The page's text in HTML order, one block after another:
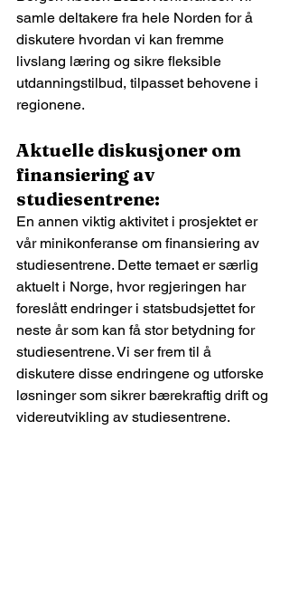
samle deltakere fra hele Norden for å
diskutere hvordan vi kan fremme
livslang læring og sikre fleksible
utdanningstilbud, tilpasset behovene i
regionene.
Aktuelle diskusjoner om
finansiering av
studiesentrene:
En annen viktig aktivitet i prosjektet er
vår minikonferanse om finansiering av
studiesentrene. Dette temaet er særlig
aktuelt i Norge, hvor regjeringen har
foreslått endringer i statsbudsjettet for
neste år som kan få stor betydning for
studiesentrene. Vi ser frem til å
diskutere disse endringene og utforske
løsninger som sikrer bærekraftig drift og
videreutvikling av studiesentrene.